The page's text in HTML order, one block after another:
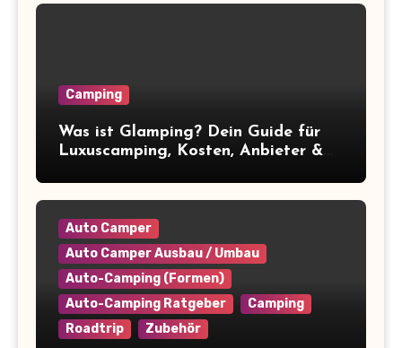
Camping
Was ist Glamping? Dein Guide für
Luxuscamping, Kosten, Anbieter &
Auto Camper
Auto Camper Ausbau / Umbau
Auto-Camping (Formen)
Auto-Camping Ratgeber
Camping
Roadtrip
Zubehör